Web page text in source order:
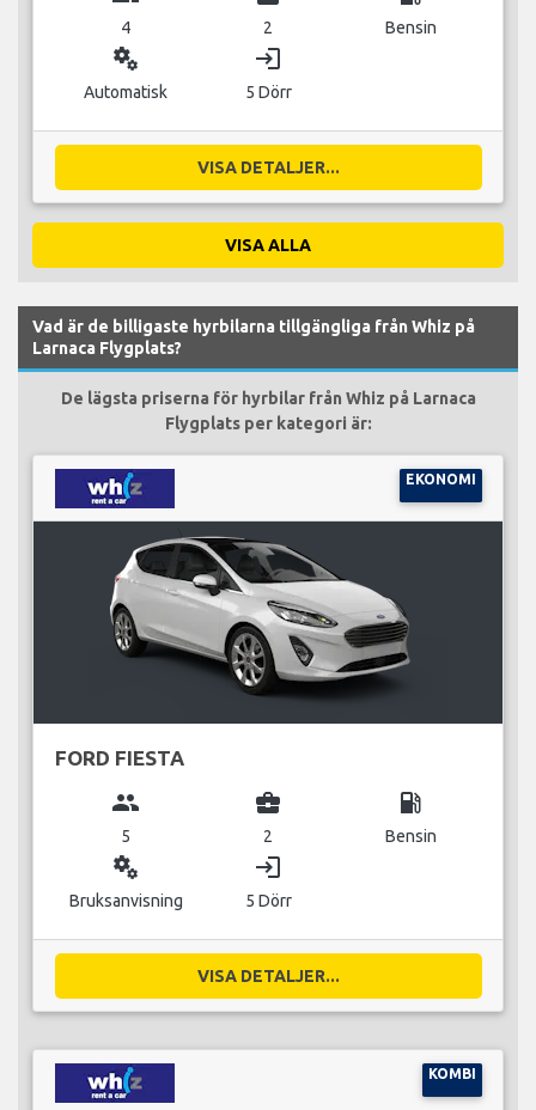
4 2 Bensin
miscellaneous_services
Automatisk
login
5 Dörr
VISA DETALJER...
VISA ALLA
Vad är de billigaste hyrbilarna tillgängliga från Whiz på
Larnaca Flygplats?
De lägsta priserna för hyrbilar från Whiz på Larnaca
Flygplats per kategori är:
EKONOMI
FORD FIESTA
group
5
business_center
2
local_gas_station
Bensin
miscellaneous_services
Bruksanvisning
login
5 Dörr
VISA DETALJER...
KOMBI